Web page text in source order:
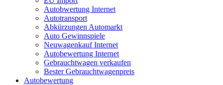
Autobwertung Internet
Autotransport
Abkürzungen Automarkt
Auto Gewinnspiele
Neuwagenkauf Internet
Autobewertung Internet
Gebrauchtwagen verkaufen
Bester Gebrauchtwagenpreis
Autobewertung